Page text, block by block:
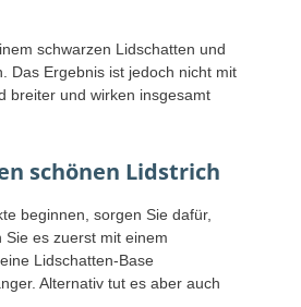
schwarzen Lidschatten und
Das Ergebnis ist jedoch nicht mit
breiter und wirken insgesamt
schönen Lidstrich
beginnen, sorgen Sie dafür,
es zuerst mit einem
Lidschatten-Base
Alternativ tut es aber auch